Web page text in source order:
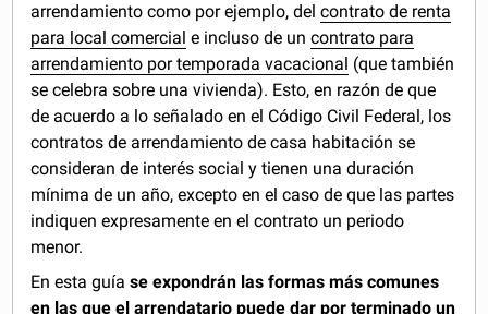
arrendamiento como por ejemplo, delcontrato de renta
para local comercial e incluso de uncontrato para
arrendamiento por temporada vacacional (que también
se celebra sobre una vivienda). Esto, en razón de que
de acuerdo a lo señalado en el Código Civil Federal, los
contratos de arrendamiento de casa habitación se
consideran de interés social y tienen una duración
mínima de un año, excepto en el caso de que las partes
indiquen expresamente en el contrato un periodo
menor.
En esta guíase expondrán las formas más comunes
en las que el arrendatario puede dar por terminado un